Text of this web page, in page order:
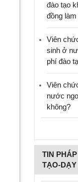
đào tạo
đồng
Viên
sinh ở
phí đào
Viên
nước
không?
TIN
TẠO-DẠY